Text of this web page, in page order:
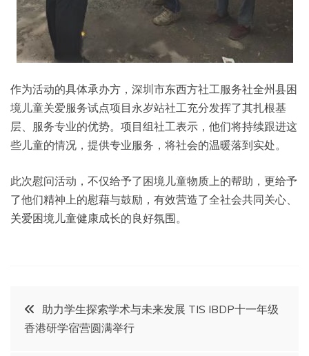
作为活动的具体承办方，深圳市东西方社工服务社全州县困
境儿童关爱服务试点项目永岁站社工充分发挥了其扎根基
层、服务专业的优势。项目组社工表示，他们将持续跟进这
些儿童的情况，提供专业服务，将社会的温暖落到实处。
此次慰问活动，不仅给予了困境儿童物质上的帮助，更给予
了他们精神上的慰藉与鼓励，有效营造了全社会共同关心、
关爱困境儿童健康成长的良好氛围。
文
章
助力学生探索学术与未来发展 TIS IBDP十一年级
香港研学宿营圆满举行